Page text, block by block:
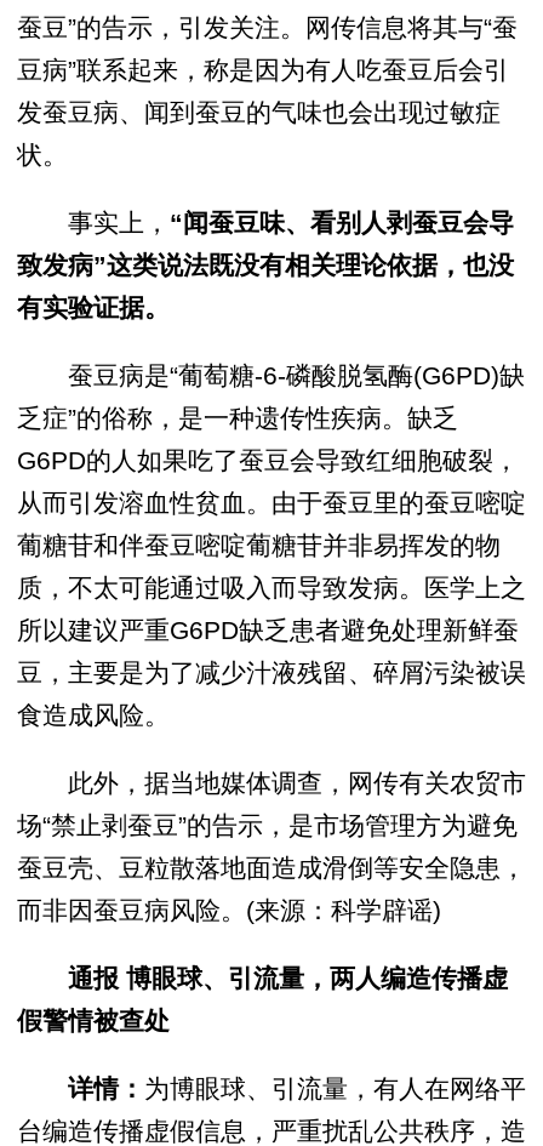
蚕豆”的告示，引发关注。网传信息将其与“蚕
豆病”联系起来，称是因为有人吃蚕豆后会引
发蚕豆病、闻到蚕豆的气味也会出现过敏症
状。
事实上， “闻蚕豆味、看别人剥蚕豆会导
致发病”这类说法既没有相关理论依据，也没
有实验证据。
蚕豆病是“葡萄糖-6-磷酸脱氢酶(G6PD)缺
乏症”的俗称，是一种遗传性疾病。缺乏
G6PD的人如果吃了蚕豆会导致红细胞破裂，
从而引发溶血性贫血。由于蚕豆里的蚕豆嘧啶
葡糖苷和伴蚕豆嘧啶葡糖苷并非易挥发的物
质，不太可能通过吸入而导致发病。医学上之
所以建议严重G6PD缺乏患者避免处理新鲜蚕
豆，主要是为了减少汁液残留、碎屑污染被误
食造成风险。
此外，据当地媒体调查，网传有关农贸市
场“禁止剥蚕豆”的告示，是市场管理方为避免
蚕豆壳、豆粒散落地面造成滑倒等安全隐患，
而非因蚕豆病风险。(来源：科学辟谣)
通报 博眼球、引流量，两人编造传播虚
假警情被查处
详情： 为博眼球、引流量，有人在网络平
台编造传播虚假信息，严重扰乱公共秩序，造